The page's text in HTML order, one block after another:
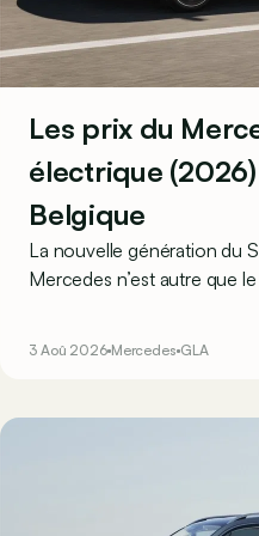
Les prix du
électrique
Belgique
La nouvelle génération du
Mercedes n’est autre que
3 Aoû 2026 Mercedes GLA